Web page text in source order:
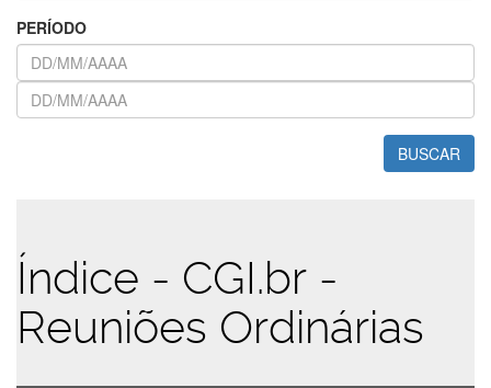
PERÍODO
BUSCAR
Índice - CGI.br -
Reuniões Ordinárias